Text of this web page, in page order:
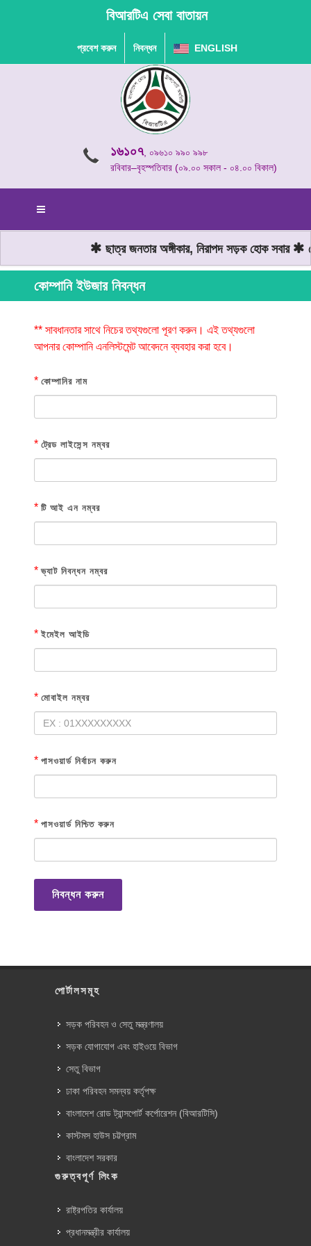
বিআরটিএ সেবা বাতায়ন
প্রবেশ করুন নিবন্ধন ENGLISH
১৬১০৭, ০৯৬১০ ৯৯০ ৯৯৮
রবিবার–বৃহস্পতিবার (০৯.০০ সকাল - ০৪.০০ বিকাল)
ছাত্র জনতার অঙ্গীকার, নিরাপদ সড়ক হোক সবার
কোম্পানি ইউজার নিবন্ধন
** সাবধানতার সাথে নিচের তথ্যগুলো পূরণ করুন। এই তথ্যগুলো
আপনার কোম্পানি এনলিস্টমেন্ট আবেদনে ব্যবহার করা হবে।
* কোম্পানির নাম
* ট্রেড লাইসেন্স নম্বর
* টি আই এন নম্বর
* ভ্যাট নিবন্ধন নম্বর
* ইমেইল আইডি
* মোবাইল নম্বর
* পাসওয়ার্ড নির্বাচন করুন
* পাসওয়ার্ড নিশ্চিত করুন
নিবন্ধন করুন
পোর্টালসমূহ
সড়ক পরিবহন ও সেতু মন্ত্রণালয়
সড়ক যোগাযোগ এবং হাইওয়ে বিভাগ
সেতু বিভাগ
ঢাকা পরিবহন সমন্বয় কর্তৃপক্ষ
বাংলাদেশ রোড ট্রান্সপোর্ট কর্পোরেশন (বিআরটিসি)
কাস্টমস হাউস চট্টগ্রাম
বাংলাদেশ সরকার
গুরুত্বপূর্ণ লিংক
রাষ্ট্রপতির কার্যালয়
প্রধানমন্ত্রীর কার্যালয়